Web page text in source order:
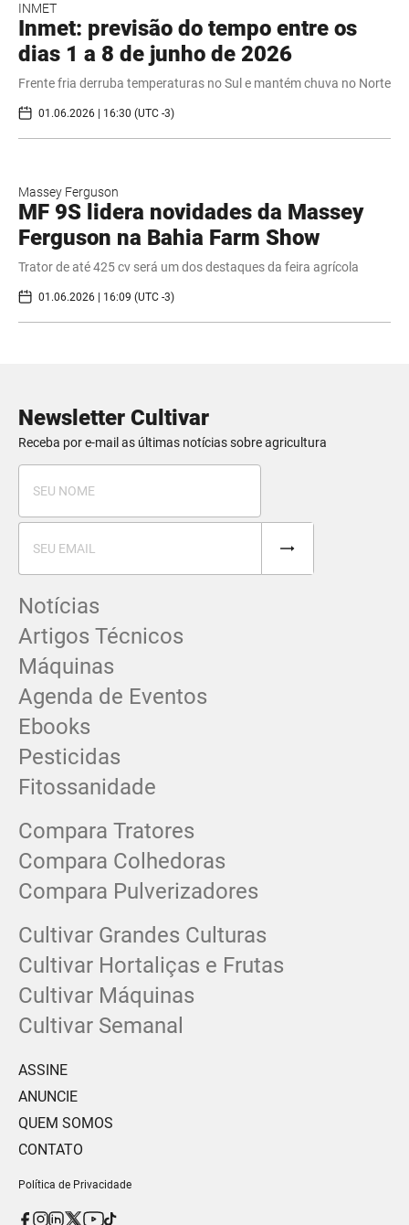
INMET
Inmet: previsão do tempo entre os
dias 1 a 8 de junho de 2026
Frente fria derruba temperaturas no Sul e mantém chuva no Norte
01.06.2026 | 16:30 (UTC -3)
Massey Ferguson
MF 9S lidera novidades da Massey
Ferguson na Bahia Farm Show
Trator de até 425 cv será um dos destaques da feira agrícola
01.06.2026 | 16:09 (UTC -3)
Newsletter Cultivar
Receba por e-mail as últimas notícias sobre agricultura
Notícias
Artigos Técnicos
Máquinas
Agenda de Eventos
Ebooks
Pesticidas
Fitossanidade
Compara Tratores
Compara Colhedoras
Compara Pulverizadores
Cultivar Grandes Culturas
Cultivar Hortaliças e Frutas
Cultivar Máquinas
Cultivar Semanal
ASSINE
ANUNCIE
QUEM SOMOS
CONTATO
Política de Privacidade